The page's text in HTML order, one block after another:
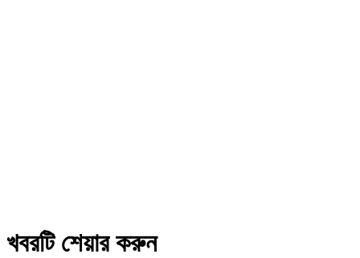
খবরটি শেয়ার করুন